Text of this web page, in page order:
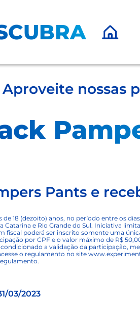
nossas
Pants e
18 (dezoito) anos, no período entre os
Catarina e Rio Grande do Sul. Iniciativa
fiscal poderá ser inscrito somente uma
por CPF e o valor máximo de R$
a validação da participação,
o regulamento no site
03/2023